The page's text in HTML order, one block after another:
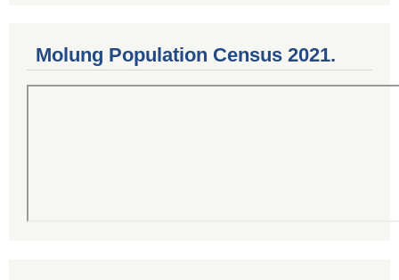
Molung Population Census 2021.